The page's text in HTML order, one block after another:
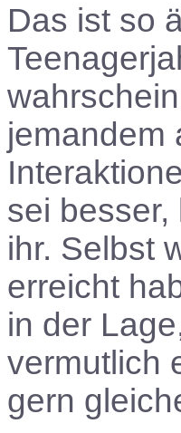
Das ist so
jemandem
sei
ihr. Selbst
erreicht
in der
vermutlich
gern